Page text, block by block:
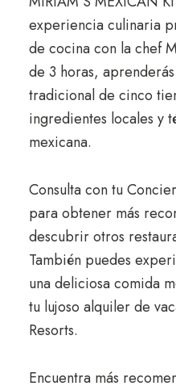
experiencia culinaria
de cocina con la chef
de 3 horas,
tradicional de cinco
ingredientes locales y
mexicana.
Consulta con tu
para obtener más
descubrir otros
También puedes
una deliciosa comida
tu lujoso alquiler de
Resorts.
Encuentra más